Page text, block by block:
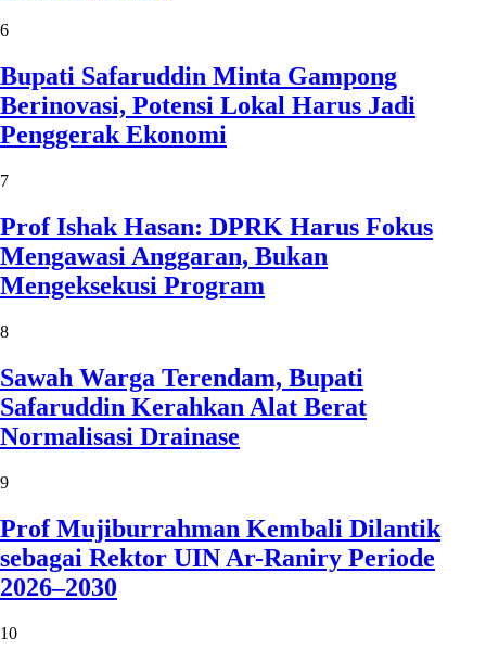
6
Bupati Safaruddin Minta Gampong
Berinovasi, Potensi Lokal Harus Jadi
Penggerak Ekonomi
7
Prof Ishak Hasan: DPRK Harus Fokus
Mengawasi Anggaran, Bukan
Mengeksekusi Program
8
Sawah Warga Terendam, Bupati
Safaruddin Kerahkan Alat Berat
Normalisasi Drainase
9
Prof Mujiburrahman Kembali Dilantik
sebagai Rektor UIN Ar-Raniry Periode
2026–2030
10